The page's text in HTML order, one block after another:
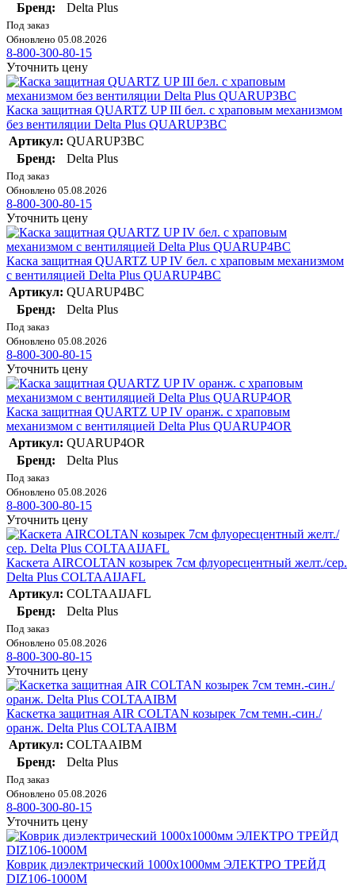
Бренд:
Delta Plus
Под заказ
Обновлено 05.08.2026
8-800-300-80-15
Уточнить цену
Каска защитная QUARTZ UP III бел. с храповым механизмом
без вентиляции Delta Plus QUARUP3BC
Артикул: QUARUP3BC
Бренд:
Delta Plus
Под заказ
Обновлено 05.08.2026
8-800-300-80-15
Уточнить цену
Каска защитная QUARTZ UP IV бел. с храповым механизмом
с вентиляцией Delta Plus QUARUP4BC
Артикул: QUARUP4BC
Бренд:
Delta Plus
Под заказ
Обновлено 05.08.2026
8-800-300-80-15
Уточнить цену
Каска защитная QUARTZ UP IV оранж. с храповым
механизмом с вентиляцией Delta Plus QUARUP4OR
Артикул: QUARUP4OR
Бренд:
Delta Plus
Под заказ
Обновлено 05.08.2026
8-800-300-80-15
Уточнить цену
Каскета AIRCOLTAN козырек 7см флуоресцентный желт./сер.
Delta Plus COLTAAIJAFL
Артикул: COLTAAIJAFL
Бренд:
Delta Plus
Под заказ
Обновлено 05.08.2026
8-800-300-80-15
Уточнить цену
Каскетка защитная AIR COLTAN козырек 7см темн.-син./
оранж. Delta Plus COLTAAIBM
Артикул: COLTAAIBM
Бренд:
Delta Plus
Под заказ
Обновлено 05.08.2026
8-800-300-80-15
Уточнить цену
Коврик диэлектрический 1000х1000мм ЭЛЕКТРО ТРЕЙД
DIZ106-1000M